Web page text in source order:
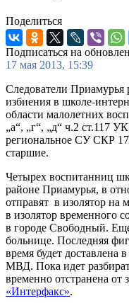
Поделиться
Подписаться на
17 мая 2013, 15:39
Следователи Приамурья
избиения в школе-
области малолетних
„а“, „г“, „д“ ч.2 ст.117
региональное СУ СКР
старшие.
Четырех воспитанниц
районе Приамурья, в
отправят в изолятор на
в изолятор временного
в городе Свободный.
больнице. Последняя
время будет доставлена
МВД. Пока идет
временно отстранена
«Интерфакс».